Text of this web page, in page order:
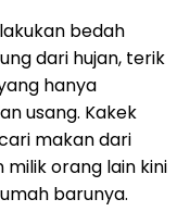
bedah
dari hujan, terik
hanya
usang. Kakek
makan dari
orang lain kini
barunya.